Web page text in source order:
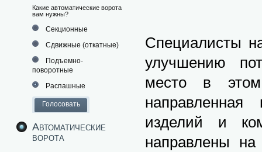
Какие автоматические ворота
вам нужны?
Секционные
Сдвижные (откатные)
Подъемно-
поворотные
Распашные
Автоматические
ворота
Специалисты
улучшению
место в этом
направленная
изделий и
направлены